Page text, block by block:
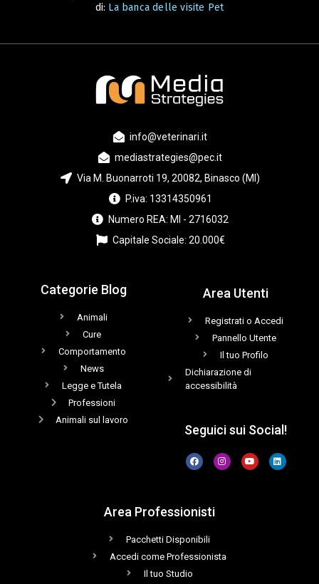
di: La banca delle visite Pet
info@veterinari.it
mediastrategies@pec.it
Via M. Buonarroti 19, 20082, Binasco (MI)
P.iva: 13314350961
Numero REA: MI - 2716032
Capitale Sociale: 20.000€
Categorie Blog
Animali
Cure
Comportamento
News
Legge e Tutela
Professioni
Animali sul lavoro
Area Utenti
Registrati o Accedi
Pannello Utente
Il tuo Profilo
Dichiarazione di
accessibilità
Seguici sui Social!
Area Professionisti
Pacchetti Disponibili
Accedi come Professionista
Il tuo Studio